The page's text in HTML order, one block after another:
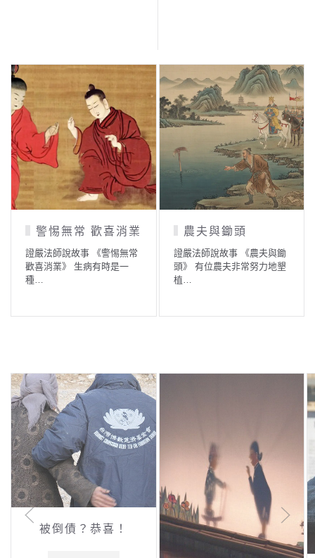
警惕無常 歡喜消業
證嚴法師說故事 《警惕無常
歡喜消業》 生病有時是一
種…
農夫與鋤頭
證嚴法師說故事 《農夫與鋤
頭》 有位農夫非常努力地墾
植…
被倒債？恭喜！